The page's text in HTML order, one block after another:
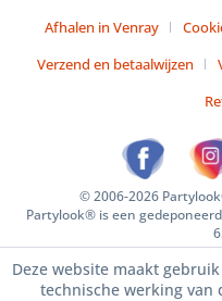
Afhalen in Venray
Verzend en betaalwijzen
© 2006-2026
Partylook® is een
Deze website maakt
technische werking van